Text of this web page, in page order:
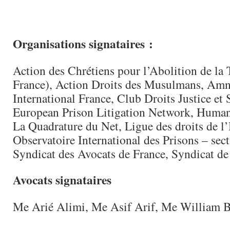
Organisations signataires :
Action des Chrétiens pour l’Abolition de la
France), Action Droits des Musulmans,
International France, Club Droits Justice et
European Prison Litigation Network,
La Quadrature du Net, Ligue des droits de
Observatoire International des Prisons –
Syndicat des Avocats de France, Syndicat
Avocats signataires
Me Arié Alimi, Me Asif Arif, Me William